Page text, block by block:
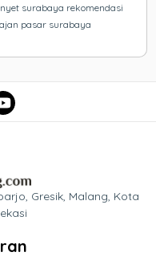
surabaya rekomendasi
pasar surabaya
Gresik, Malang, Kota